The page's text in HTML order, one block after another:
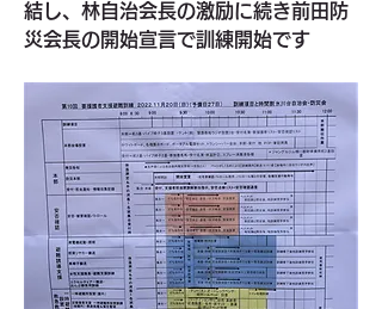
結し、林自治会長の激励に続き前田防
災会長の開始宣言で訓練開始です